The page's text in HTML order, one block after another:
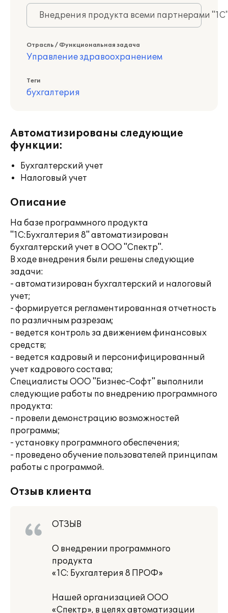
Внедрения продукта всеми партнерами
Отрасль / Функциональная задача
Управление здравоохранением
Теги
бухгалтерия
Автоматизированы следующие
функции:
Бухгалтерский учет
Налоговый учет
Описание
На базе программного продукта
"1С:Бухгалтерия 8" автоматизирован
бухгалтерский учет в ООО "Спектр".
В ходе внедрения были решены следующие
задачи:
- автоматизирован бухгалтерский и налоговый
учет;
- формируется регламентированная отчетность
по различным разрезам;
- ведется контроль за движением финансовых
средств;
- ведется кадровый и персонифицированный
учет кадрового состава;
Специалисты ООО "Бизнес-Софт" выполнили
следующие работы по внедрению программного
продукта:
- провели демонстрацию возможностей
программы;
- установку программного обеспечения;
- проведено обучение пользователей принципам
работы с программой.
Отзыв клиента
ОТЗЫВ
О внедрении программного
продукта
«1С: Бухгалтерия 8 ПРОФ»
Нашей организацией ООО
«Спектр», в целях автоматизации